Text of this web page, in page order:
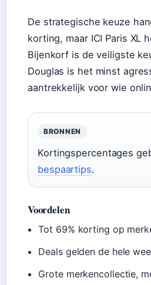
De strategische keuze
korting, maar ICI Paris XL
Bijenkorf is de veiligste
Douglas is het minst
aantrekkelijk voor wie
BRONNEN
Kortingspercentages
bespaartips.
Voordelen
Tot 69% korting op
Deals gelden de hele
Grote merkencollectie,